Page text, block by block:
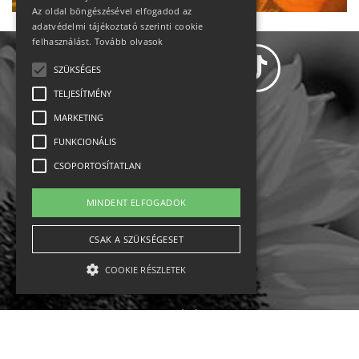
Állásajánlatok
Impresszum-kapcsolat
Jogi nyilatkozat
English
Az oldal böngészésével elfogadod az
adatvédelmi tájékoztató szerinti cookie
felhasználást. Tovább olvasok
SZÜKSÉGES
TELJESÍTMÉNY
MARKETING
FUNKCIONÁLIS
CSOPORTOSÍTATLAN
MINDENT ELFOGADOK
CSAK A SZÜKSÉGESET
COOKIE RÉSZLETEK